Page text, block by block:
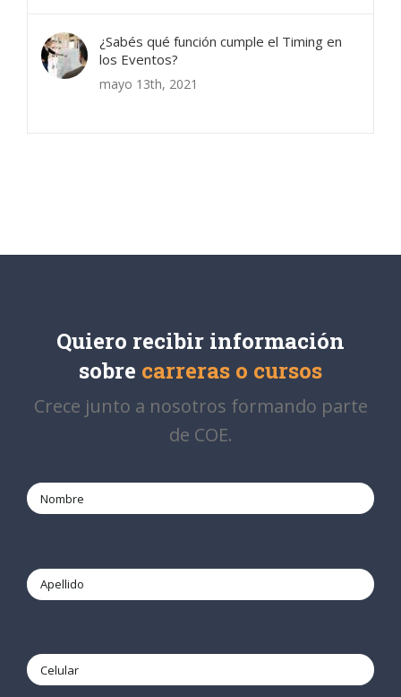
¿Sabés qué función cumple el Timing en
los Eventos?
mayo 13th, 2021
Quiero recibir información
sobre carreras o cursos
Crece junto a nosotros formando parte
de COE.